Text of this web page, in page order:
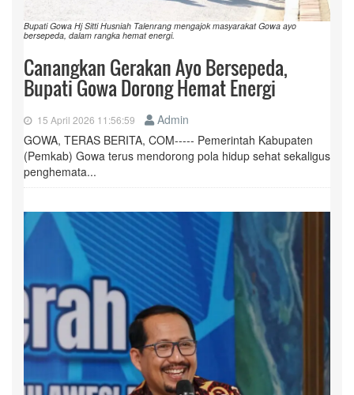
Bupati Gowa Hj Sitti Husniah Talenrang mengajok masyarakat Gowa ayo
bersepeda, dalam rangka hemat energi.
Canangkan Gerakan Ayo Bersepeda,
Bupati Gowa Dorong Hemat Energi
15 April 2026 11:56:59
Admin
GOWA, TERAS BERITA, COM----- Pemerintah Kabupaten
(Pemkab) Gowa terus mendorong pola hidup sehat sekaligus
penghemata...